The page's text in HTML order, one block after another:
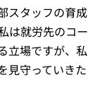
スタッフの育成
は就労先のコー
立場ですが、私
見守っていきた